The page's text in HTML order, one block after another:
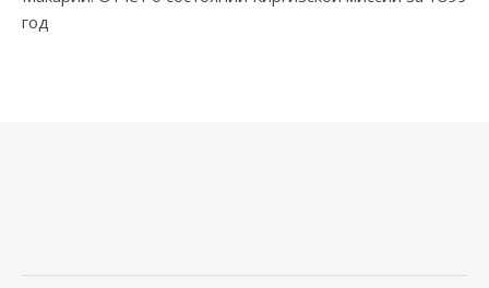
год